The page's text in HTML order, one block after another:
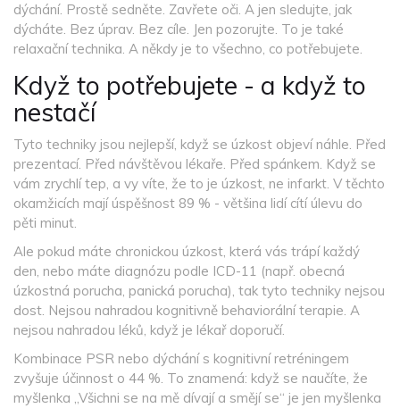
dýchání. Prostě sedněte. Zavřete oči. A jen sledujte, jak
dýcháte. Bez úprav. Bez cíle. Jen pozorujte. To je také
relaxační technika. A někdy je to všechno, co potřebujete.
Když to potřebujete - a když to
nestačí
Tyto techniky jsou nejlepší, když se úzkost objeví náhle. Před
prezentací. Před návštěvou lékaře. Před spánkem. Když se
vám zrychlí tep, a vy víte, že to je úzkost, ne infarkt. V těchto
okamžicích mají úspěšnost 89 % - většina lidí cítí úlevu do
pěti minut.
Ale pokud máte chronickou úzkost, která vás trápí každý
den, nebo máte diagnózu podle ICD-11 (např. obecná
úzkostná porucha, panická porucha), tak tyto techniky nejsou
dost. Nejsou nahradou kognitivně behaviorální terapie. A
nejsou nahradou léků, když je lékař doporučí.
Kombinace PSR nebo dýchání s kognitivní retréningem
zvyšuje účinnost o 44 %. To znamená: když se naučíte, že
myšlenka „Všichni se na mě dívají a smějí se“ je jen myšlenka